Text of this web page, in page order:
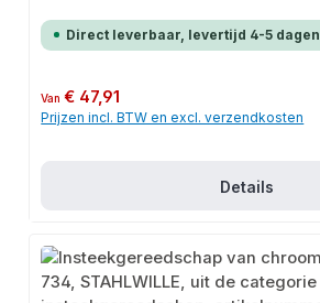
Direct leverbaar, levertijd 4-5 dagen
Normale prijs:
Van€ 47,91
Prijzen incl. BTW en excl. verzendkosten
Details